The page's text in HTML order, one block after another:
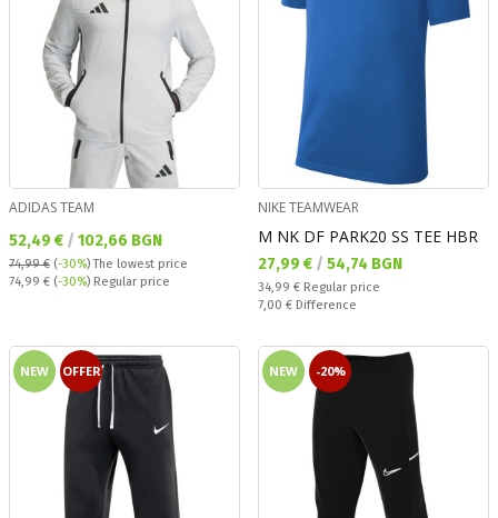
ADIDAS TEAM
Текуща цена:
52,49 € / 102,66 BGN
74,99 € (-30%)The lowest price
Regular price:
74,99 € (-30%) Regular price
NIKE TEAMWEAR
M NK DF PARK20 SS TEE HBR
Текуща цена:
27,99 € / 54,74 BGN
Regular price:
34,99 € Regular price
Спестявате:
7,00 € Difference
NEW OFFER NEW -20%